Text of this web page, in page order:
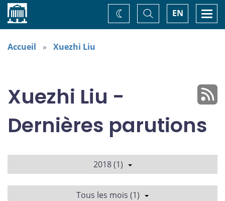
Accueil EN
Basculer
la
recherche
Changez
de
Accueil Xuezhi Liu
Xuezhi Liu -
Dernières parutions
2018 (1)
Tous les mois (1)